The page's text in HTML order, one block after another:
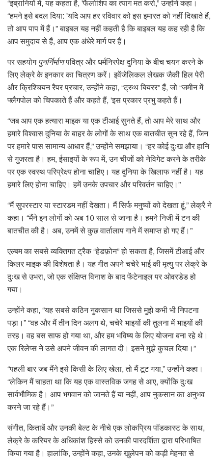
“इब्रानियों में, यह कहता है, 'फैलोशिप का त्याग मत करो,” उन्होंने कहा।
“हमने इसे बदल दिया: 'यदि आप हर रविवार को इस इमारत को नहीं दिखाते हैं,
तो आप पाप में हैं।” बाइबल यह नहीं कहती है कि बाइबल यह कह रही है कि
आप समुदाय से हैं, आप एक अंधेरे मार्ग पर हैं।
पर सहयोग पुनर्निर्माणपवित्र और धर्मनिरपेक्ष दुनिया के बीच चयन करने के
लिए लेक्रे के इनकार का चित्रण करें। इवेंजेलिकल लेखक जैकी हिल पेरी
और क्रिश्चियन रैपर प्रचार, उन्होंने कहा, “ट्रुथ बियरर” हैं, जो “जमीन में
फ्लैगपोल को चिपकाते हैं और कहते हैं, 'इस प्रकार प्रभु कहते हैं।
“जब आप एक हत्यारा माइक या एक टीआई सुनते हैं, तो आप मेरे साथ और
हमारे विश्वास दुनिया के बाहर के लोगों के साथ एक बातचीत सुन रहे हैं, जिन
पर हमारे पास सामान्य आधार हैं,” उन्होंने समझाया। “हर कोई दुःख और हानि
से गुजरता है। हम, ईसाइयों के रूप में, उन चीजों को नेविगेट करने के तरीके
पर एक स्वस्थ परिप्रेक्ष्य होना चाहिए। यह दुनिया के खिलाफ नहीं है। यह
हमारे लिए होना चाहिए। हमें उनके उपचार और परिवर्तन चाहिए।”
“मैं सुपरस्टार या स्टारडम नहीं देखता। मैं सिर्फ मनुष्यों को देखता हूं,” लेक्रै ने
कहा। “मैंने इन लोगों को अब 10 साल से जाना है। हमने निजी में टन की
बातचीत की है। अब, उनमें से कुछ वार्तालाप गाने में समाप्त हो गए हैं।”
एल्बम का सबसे व्यक्तिगत ट्रैक “हेडफ़ोन” हो सकता है, जिसमें टीआई और
किलर माइक की विशेषता है। यह गीत अपने चचेरे भाई की मृत्यु पर लेक्रे के
दुःख से उभरा, जो एक संक्षिप्त विनाश के बाद फेंटेनाइल पर ओवरडेड हो
गया।
उन्होंने कहा, “यह सबसे कठिन नुकसान था जिससे मुझे कभी भी निपटना
पड़ा।” “वह और मैं तीन दिन अलग थे, चचेरे भाइयों की तुलना में भाइयों की
तरह। वह बस साफ हो गया था, और हम भविष्य के लिए योजना बना रहे थे।
एक रिलेप्स ने उसे अपने जीवन की लागत दी। इसने मुझे कुचल दिया।”
“पहली बार जब मैंने इसे किसी के लिए खेला, तो मैं टूट गया,” उन्होंने कहा।
“लेकिन मैं चाहता था कि यह एक वास्तविक जगह से आए, क्योंकि दुःख
सार्वभौमिक है। आप भगवान को जानते हैं या नहीं, आप नुकसान का अनुभव
करने जा रहे हैं।”
संगीत, किताबें और उनकी बेल्ट के नीचे एक लोकप्रिय पॉडकास्ट के साथ,
लेक्रे के करियर के अधिकांश हिस्से को उनकी पारदर्शिता द्वारा परिभाषित
किया गया है। हालांकि, उन्होंने कहा, उनके खुलेपन को कड़ी मेहनत से